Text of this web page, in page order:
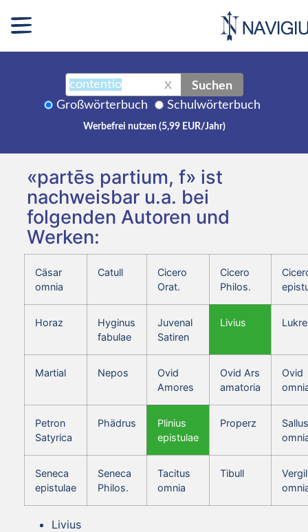
X Suchen
Großwörterbuch Schulwörterbuch
Werbefrei nutzen (5,99 EUR/Jahr)
«partēs partium, f» ist
nachweisbar u.a. bei
folgenden Autoren und
Werken:
Cäsar
omnia
Catull
Cicero
Orat.
Cicero
Philos.
Horaz
Hyginus
fabulae
Juvenal
Satiren
Livius
Martial Nepos
Ovid
Amores
Ovid Ars
amatoria
Ovid
Petron
Satyrica
Phädrus
Plinius
epistulae
Properz
Seneca
epistulae
Seneca
Philos.
Tacitus
omnia
Tibull
Vergil
Livius